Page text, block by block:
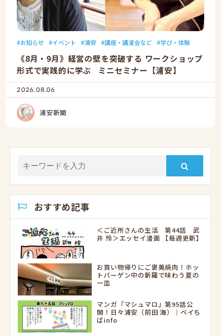
お知らせ イベント 浦安 講座・講演会など 学び・体験
《8月・9月》経営の壁を突破する ワークショップ
形式で実践的に学ぶ ミニセミナー【浦安】
2026.08.06
浦安新聞
おすすめ記事
＜ご近所さんの生活 第44話 武
井 怜＞エッセイ漫画 【毎週更新】
お買い物帰りにご褒美焼肉！ホッ
トバーゲン中の新羅で味わう夏の
一皿
マンガ『マシュマロ』第95話公
開！日々浦安（前田 海）｜ベイち
ばinfo